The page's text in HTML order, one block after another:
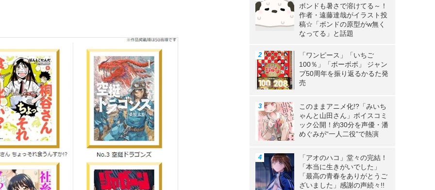
ボンドも暑さで溶けてる～！
作者・遠藤達哉がイラスト投
稿☆「ボンドの原型がw無く
なってる」と話題
「ワンピース」「いちご
100％」「ボーボボ」 ジャン
プ50周年を振り返るかるた発
売
このままアニメ化!?「みいち
ゃんと山田さん」ボイスコミ
ック公開！約30分を声優・潘
めぐみが“一人二役”で熱演
「アオのハコ」堂々の完結！
「本当に生きがいでした」
「最高の青春をありがとうご
ざいました」感謝の声続々!!